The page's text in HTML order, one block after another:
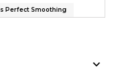
Perfect Smoothing